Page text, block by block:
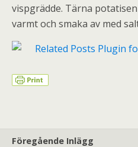
vispgrädde. Tärna
varmt och smaka av med
Föregående Inlägg